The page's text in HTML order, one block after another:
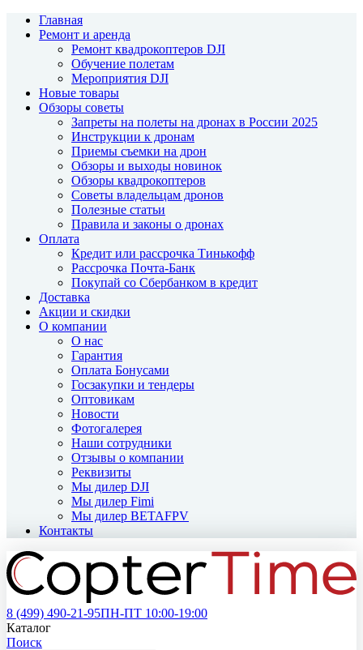
Главная
Ремонт и аренда
Ремонт квадрокоптеров DJI
Обучение полетам
Мероприятия DJI
Новые товары
Обзоры советы
Запреты на полеты на дронах в России 2025
Инструкции к дронам
Приемы съемки на дрон
Обзоры и выходы новинок
Обзоры квадрокоптеров
Советы владельцам дронов
Полезные статьи
Правила и законы о дронах
Оплата
Кредит или рассрочка Тинькофф
Рассрочка Почта-Банк
Покупай со Сбербанком в кредит
Доставка
Акции и скидки
О компании
О нас
Гарантия
Оплата Бонусами
Госзакупки и тендеры
Оптовикам
Новости
Фотогалерея
Наши сотрудники
Отзывы о компании
Реквизиты
Мы дилер DJI
Мы дилер Fimi
Мы дилер BETAFPV
Контакты
8 (499) 490-21-95ПН-ПТ 10:00-19:00
Каталог
Поиск